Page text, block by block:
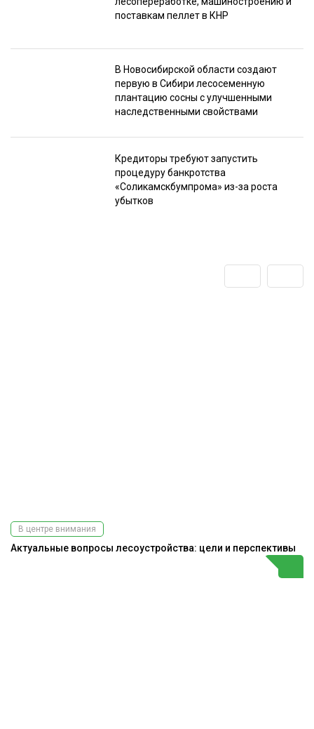
поставкам пеллет в КНР
В Новосибирской области создают
первую в Сибири лесосеменную
плантацию сосны с улучшенными
наследственными свойствами
Кредиторы требуют запустить
процедуру банкротства
«Соликамскбумпрома» из-за роста
убытков
В центре внимания
Актуальные вопросы лесоустройства: цели и перспективы